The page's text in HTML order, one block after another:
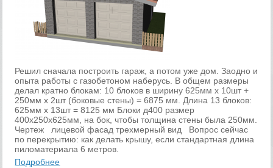
Решил сначала построить гараж, а потом уже дом. Заодно и
опыта работы с газобетоном наберусь. В общем размеры
делал кратно блокам: 10 блоков в ширину 625мм х 10шт +
250мм х 2шт (боковые стены) = 6875 мм. Длина 13 блоков:
625мм х 13шт = 8125 мм Блоки д400 размер
400х250х625мм, на бок, чтобы толщина стены была 250мм.
Чертеж лицевой фасад трехмерный вид Вопрос сейчас
по перекрытию: как делать крышу, если стандартная длина
пиломатериала 6 метров.
Подробнее